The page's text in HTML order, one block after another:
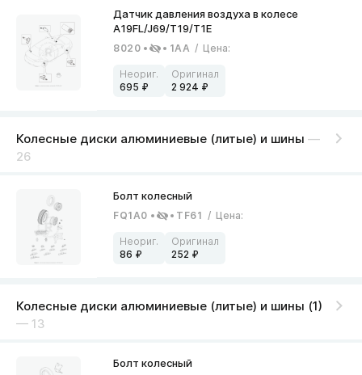
8020 1AA / Цена:
695 2 924
Колесные диски алюминиевые (литые) и шины —
26
FQ1A0 TF61 / Цена:
86 252
Колесные диски алюминиевые (литые) и шины (1)
— 13